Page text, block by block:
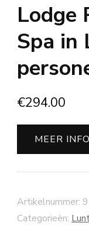
Lodge
Spa in
€294.00
MEER
Artikelnummer:
Categorieën: